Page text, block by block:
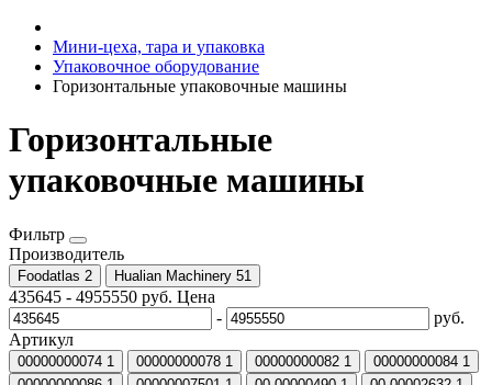
Мини-цеха, тара и упаковка
Упаковочное оборудование
Горизонтальные упаковочные машины
Горизонтальные
упаковочные машины
Фильтр
Производитель
Foodatlas 2 Hualian Machinery 51
435645 - 4955550 руб. Цена
-
руб.
Артикул
00000000074 1 00000000078 1 00000000082 1 00000000084 1